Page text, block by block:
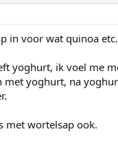
in voor wat quinoa
yoghurt, ik voel me
met yoghurt, na
met wortelsap ook.